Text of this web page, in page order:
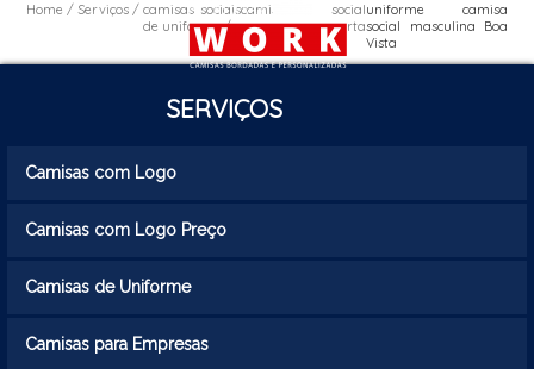
Home Serviços
camisas sociais
de uniforme
camisa social
manga curta
uniforme
uniforme camisa
social masculina Boa
Vista
SERVIÇOS
Camisas com Logo
Camisas com Logo Preço
Camisas de Uniforme
Camisas para Empresas